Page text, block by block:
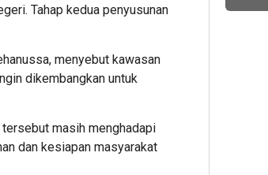
Tahap kedua penyusunan
menyebut kawasan
dikembangkan untuk
masih menghadapi
dan kesiapan masyarakat